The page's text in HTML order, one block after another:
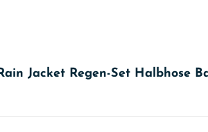
Jacket Regen-Set Halbhose